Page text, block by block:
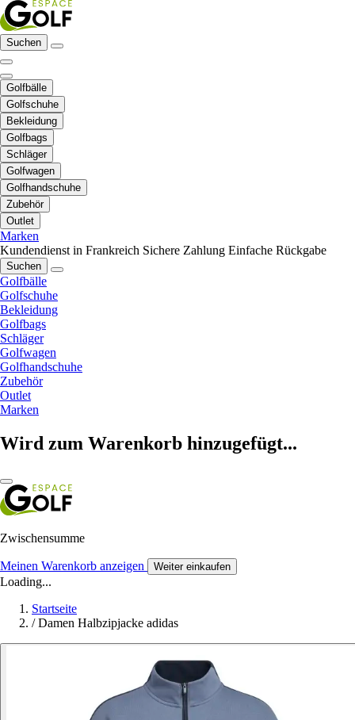
Suchen
Golfbälle
Golfschuhe
Bekleidung
Golfbags
Schläger
Golfwagen
Golfhandschuhe
Zubehör
Outlet
Marken
Kundendienst in Frankreich Sichere Zahlung Einfache Rückgabe
Suchen
Golfbälle
Golfschuhe
Bekleidung
Golfbags
Schläger
Golfwagen
Golfhandschuhe
Zubehör
Outlet
Marken
Wird zum Warenkorb hinzugefügt...
Zwischensumme
Meinen Warenkorb anzeigen Weiter einkaufen
Loading...
Startseite
/ Damen Halbzipjacke adidas